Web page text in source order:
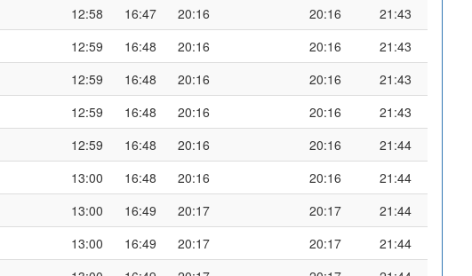
12:58 16:47 20:16 20:16
21:43
12:59 16:48 20:16 20:16
21:43
12:59 16:48 20:16 20:16
21:43
12:59 16:48 20:16 20:16
21:43
12:59 16:48 20:16 20:16
21:44
13:00 16:48 20:16 20:16
21:44
13:00 16:49 20:17 20:17
21:44
13:00 16:49 20:17 20:17
21:44